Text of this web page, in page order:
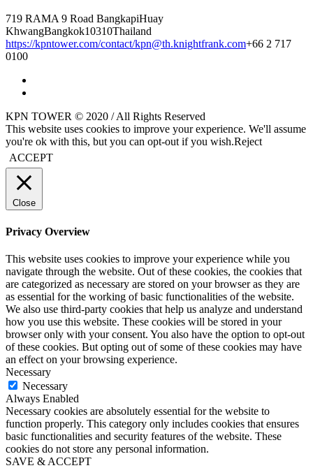
719 RAMA 9 Road BangkapiHuay
KhwangBangkok10310Thailand
https://kpntower.com/contact/kpn@th.knightfrank.com+66 2 717
0100
KPN TOWER © 2020 / All Rights Reserved
This website uses cookies to improve your experience. We'll assume
you're ok with this, but you can opt-out if you wish.Reject
ACCEPT
Close
Privacy Overview
This website uses cookies to improve your experience while you
navigate through the website. Out of these cookies, the cookies that
are categorized as necessary are stored on your browser as they are
as essential for the working of basic functionalities of the website.
We also use third-party cookies that help us analyze and understand
how you use this website. These cookies will be stored in your
browser only with your consent. You also have the option to opt-out
of these cookies. But opting out of some of these cookies may have
an effect on your browsing experience.
Necessary
Necessary
Always Enabled
Necessary cookies are absolutely essential for the website to
function properly. This category only includes cookies that ensures
basic functionalities and security features of the website. These
cookies do not store any personal information.
SAVE & ACCEPT